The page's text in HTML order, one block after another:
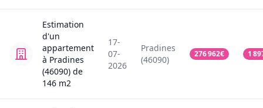
Estimation
d'un
appartement
à Pradines
(46090) de
146 m2
17-
07-
2026
Pradines
(46090)
276 962€ 1